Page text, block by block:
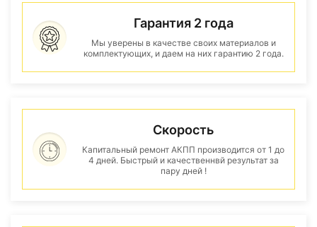
Гарантия 2 года
Мы уверены в качестве своих материалов и
комплектующих, и даем на них гарантию 2 года.
Скорость
Капитальный ремонт АКПП производится от 1 до
4 дней. Быстрый и качественнвй результат за
пару дней !